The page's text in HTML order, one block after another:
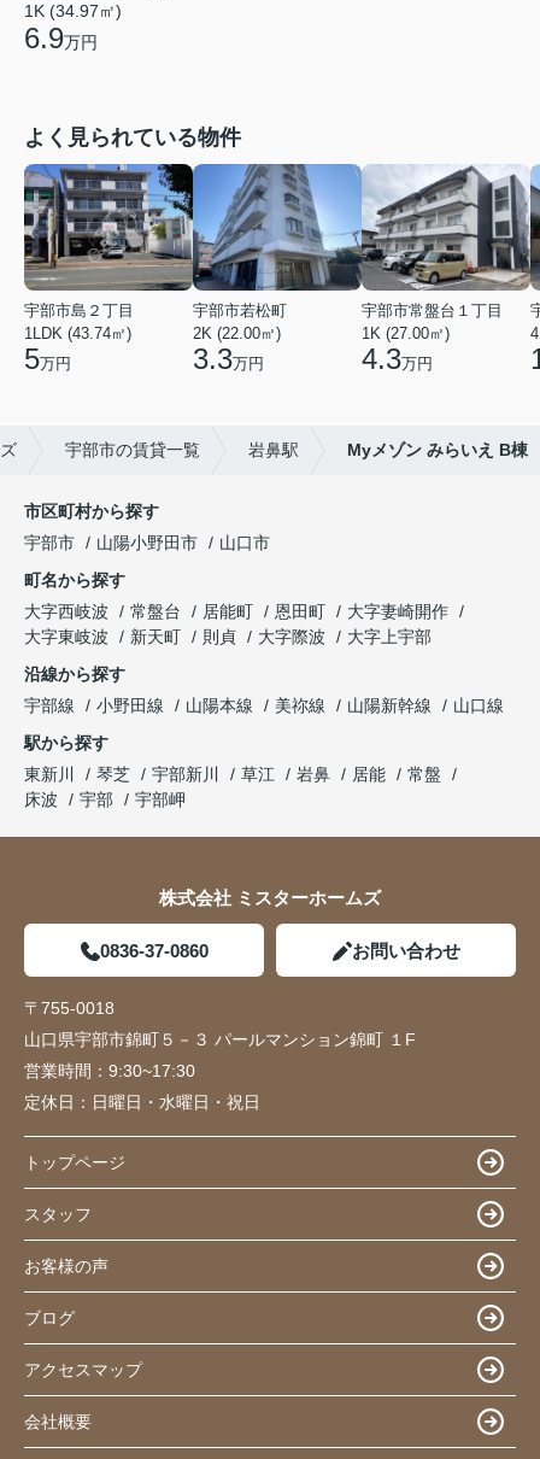
1K (34.97㎡)
6.9万円
よく見られている物件
宇部市島２丁目
1LDK (43.74㎡)
5万円
宇部市若松町
2K (22.00㎡)
3.3万円
宇部市常盤台１丁目
1K (27.00㎡)
4.3万円
宇部市の賃貸一覧 岩鼻駅 Myメゾン みらいえ B棟
市区町村から探す
宇部市
山陽小野田市
山口市
町名から探す
大字西岐波
常盤台 居能町 恩田町
大字妻崎開作
大字東岐波
新天町 則貞 大字際波
大字上宇部
沿線から探す
宇部線
小野田線 山陽本線 美祢線 山陽新幹線
山口線
駅から探す
東新川
琴芝 宇部新川 草江 岩鼻 居能
常盤
床波
宇部 宇部岬
株式会社 ミスターホームズ
0836-37-0860 お問い合わせ
〒755-0018
山口県宇部市錦町５－３ パールマンション錦町 １F
営業時間： 9:30~17:30
定休日： 日曜日・水曜日・祝日
トップページ
スタッフ
お客様の声
ブログ
アクセスマップ
会社概要